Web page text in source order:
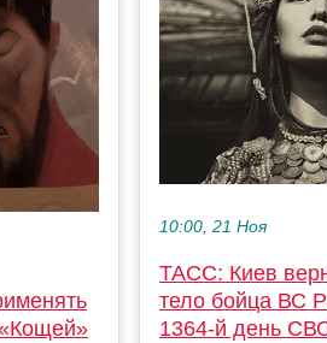
10:00, 21 Ноя
ТАСС: Киев
тело бойца ВС
1364-й день